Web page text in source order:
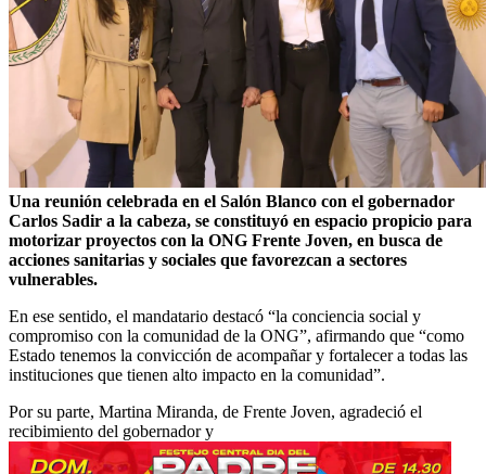
Una reunión celebrada en el Salón Blanco con el gobernador
Carlos Sadir a la cabeza, se constituyó en espacio propicio para
motorizar proyectos con la ONG Frente Joven, en busca de
acciones sanitarias y sociales que favorezcan a sectores
vulnerables.
En ese sentido, el mandatario destacó “la conciencia social y
compromiso con la comunidad de la ONG”, afirmando que “como
Estado tenemos la convicción de acompañar y fortalecer a todas las
instituciones que tienen alto impacto en la comunidad”.
Por su parte, Martina Miranda, de Frente Joven, agradeció el
recibimiento del gobernador y